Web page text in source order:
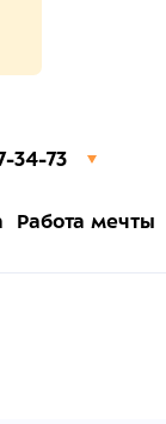
34-73
Работа мечты